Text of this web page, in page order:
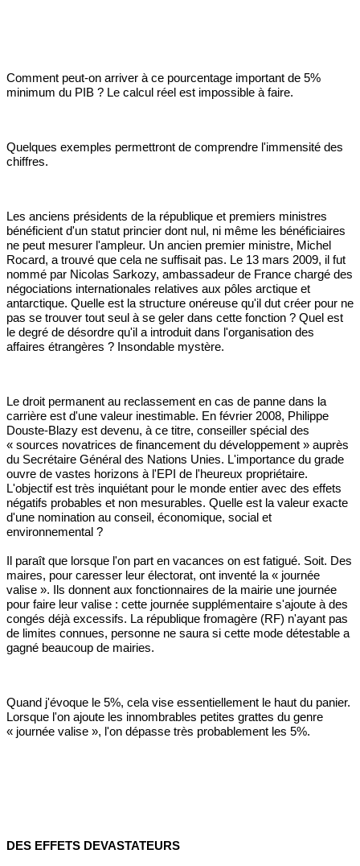
Comment peut-on arriver à ce pourcentage important de 5%
minimum du PIB ? Le calcul réel est impossible à faire.
Quelques exemples permettront de comprendre l'immensité des
chiffres.
Les anciens présidents de la république et premiers ministres
bénéficient d'un statut princier dont nul, ni même les bénéficiaires
ne peut mesurer l'ampleur. Un ancien premier ministre, Michel
Rocard, a trouvé que cela ne suffisait pas. Le 13 mars 2009, il fut
nommé par Nicolas Sarkozy, ambassadeur de France chargé des
négociations internationales relatives aux pôles arctique et
antarctique. Quelle est la structure onéreuse qu'il dut créer pour ne
pas se trouver tout seul à se geler dans cette fonction ? Quel est
le degré de désordre qu'il a introduit dans l'organisation des
affaires étrangères ? Insondable mystère.
Le droit permanent au reclassement en cas de panne dans la
carrière est d'une valeur inestimable. En février 2008, Philippe
Douste-Blazy est devenu, à ce titre, conseiller spécial des
« sources novatrices de financement du développement » auprès
du Secrétaire Général des Nations Unies. L'importance du grade
ouvre de vastes horizons à l'EPI de l'heureux propriétaire.
L'objectif est très inquiétant pour le monde entier avec des effets
négatifs probables et non mesurables. Quelle est la valeur exacte
d'une nomination au conseil, économique, social et
environnemental ?
Il paraît que lorsque l'on part en vacances on est fatigué. Soit. Des
maires, pour caresser leur électorat, ont inventé la « journée
valise ». Ils donnent aux fonctionnaires de la mairie une journée
pour faire leur valise : cette journée supplémentaire s'ajoute à des
congés déjà excessifs. La république fromagère (RF) n'ayant pas
de limites connues, personne ne saura si cette mode détestable a
gagné beaucoup de mairies.
Quand j'évoque le 5%, cela vise essentiellement le haut du panier.
Lorsque l'on ajoute les innombrables petites grattes du genre
« journée valise », l'on dépasse très probablement les 5%.
DES EFFETS DEVASTATEURS